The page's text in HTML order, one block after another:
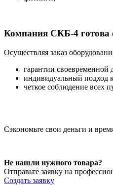
Компания СКБ-4 готова
Осуществляя заказ
гарантии
индивидуальный подход
четкое соблюдение всех
Сэкономьте свои деньги и
Не нашли нужного товара?
Отправьте заявку на
Создать заявку